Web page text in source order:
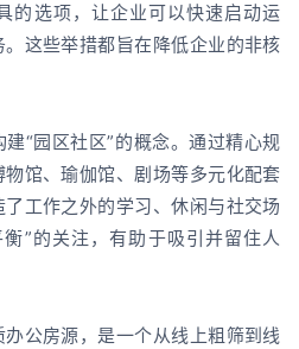
的选项，让企业可以快速启动运
这些举措都旨在降低企业的非核
“园区社区”的概念。通过精心规
馆、瑜伽馆、剧场等多元化配套
工作之外的学习、休闲与社交场
”的关注，有助于吸引并留住人
公房源，是一个从线上粗筛到线